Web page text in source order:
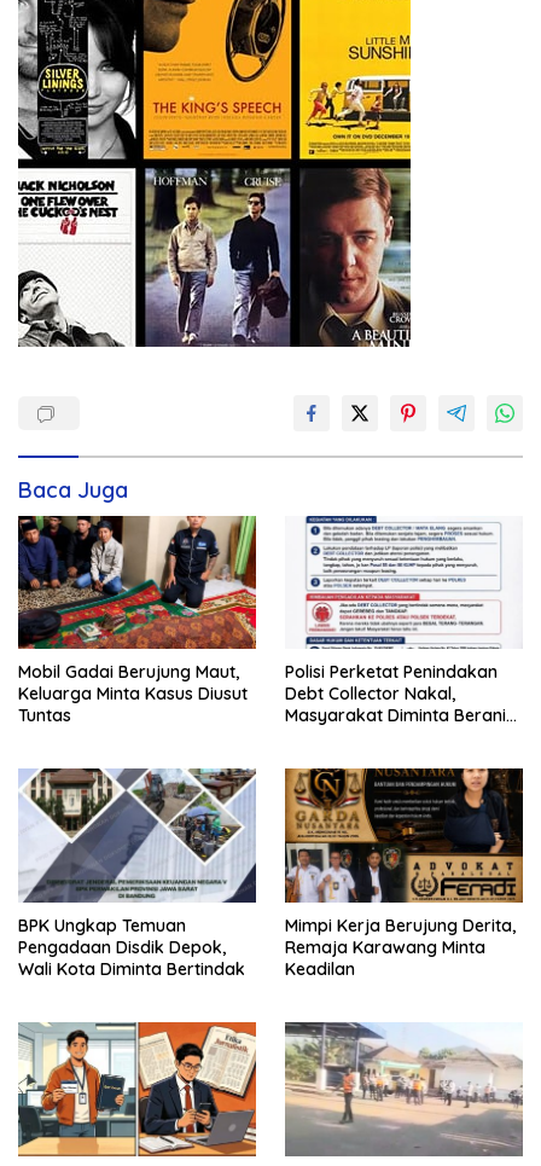
Baca Juga
Mobil Gadai Berujung Maut,
Keluarga Minta Kasus Diusut
Tuntas
Polisi Perketat Penindakan
Debt Collector Nakal,
Masyarakat Diminta Berani
BPK Ungkap Temuan
Pengadaan Disdik Depok,
Wali Kota Diminta Bertindak
Mimpi Kerja Berujung Derita,
Remaja Karawang Minta
Keadilan